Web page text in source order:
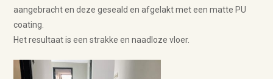
aangebracht en deze geseald en afgelakt met een matte PU
coating.
Het resultaat is een strakke en naadloze vloer.